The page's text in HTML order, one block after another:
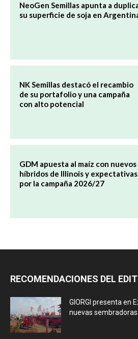
NeoGen Semillas apunta a
su superficie de soja en
NK Semillas destacó el recambio
de su portafolio y una campaña
con alto potencial
GDM apuesta al maíz con nuevos
híbridos de Illinois y expectativas
por la campaña 2026/27
RECOMENDACIONES DEL
GIORGI presenta en
nuevas